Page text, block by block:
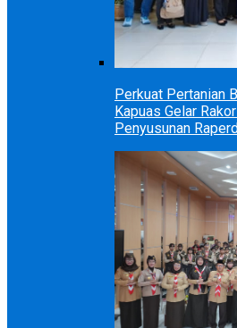
Perkuat Pertanian
Kapuas Gelar
Penyusunan